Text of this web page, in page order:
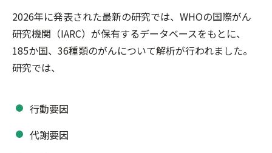
2026年に発表された最新の研究では、WHOの国際がん
研究機関（IARC）が保有するデータベースをもとに、
185か国、36種類のがんについて解析が行われました。
研究では、
行動要因
代謝要因